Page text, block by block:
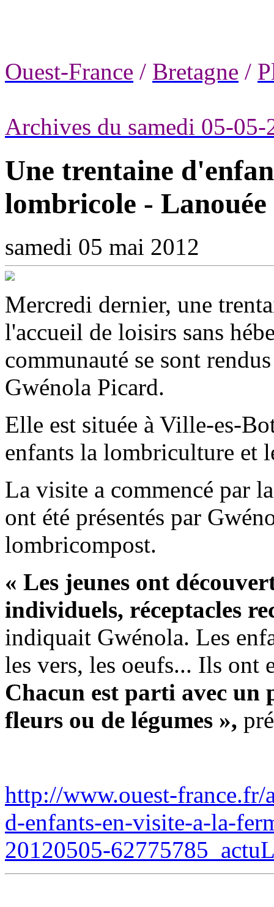
Ouest-France / Bretagne /
Archives du samedi 05-05-
Une trentaine
lombricole - Lanouée
samedi 05 mai 2012
Mercredi dernier, une
l'accueil de loisirs sans
communauté se sont
Gwénola Picard.
Elle est située à Ville-es-
enfants la lombriculture et
La visite a commencé par
ont été présentés par
lombricompost.
« Les jeunes ont
individuels, réceptacles
indiquait Gwénola. Les
les vers, les oeufs... Ils ont
Chacun est parti avec un
fleurs ou de légumes »,
http://www.ouest-france.fr/
d-enfants-en-visite-a-la-
20120505-